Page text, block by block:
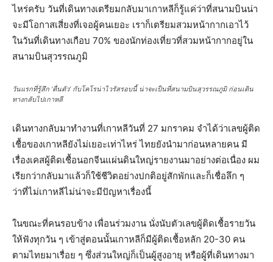
ไหร่ครับ วันที่เดินทางเตรียมกลับมาเกาหลีก็รู้แค่ว่าที่สนามบินน่า
จะมีโอกาสเสี่ยงที่เจอผู้คนเยอะ เราก็เตรียมสวมหน้ากากเอาไว้
ในวันที่เดินทางเกือบ 70% ของนักท่องเที่ยวที่สวมหน้ากากอยู่ใน
สนามบินสุวรรณภูมิ
วันแรกที่รู้สึก ‘ตื่นตัว’ กับโคโรน่าไวรัสรอบนี้ น่าจะเป็นที่สนามบินสุวรรณภูมิ ก่อนเดิน
ทางกลับไปเกาหลี
เดินทางกลับมาทำงานที่เกาหลีวันที่ 27 มกราคม จำได้ว่าเลขผู้ติด
เชื้อของเกาหลียังไม่เยอะเท่าไหร่ ไทยยังนำมาก่อนหลายคน มี
เรื่องเคสผู้ติดเชื้อนอกจีนแผ่นดินใหญ่รายงานมาอย่างต่อเนื่อง ผม
เรียกว่ากลับมาแล้วก็ใช้ชีวิตอย่างปกติอยู่สักพักและก็เชื่อลึก ๆ
ว่าที่ไม่เกาหลีไม่น่าจะมีปัญหาเรื่องนี้
ในขณะที่คนรอบข้าง เพื่อนร่วมงาน นั่งนับตัวเลขผู้ติดเชื้อรายวัน
ให้ฟังทุกวัน ๆ เข้าสู่ตอนนั้นเกาหลีก็มีผู้ติดเชื้อหลัก 20-30 คน
ตามไทยมาเรื่อย ๆ ซึ่งส่วนใหญ่ก็เป็นผู้สูงอายุ หรือผู้ที่เดินทางมา